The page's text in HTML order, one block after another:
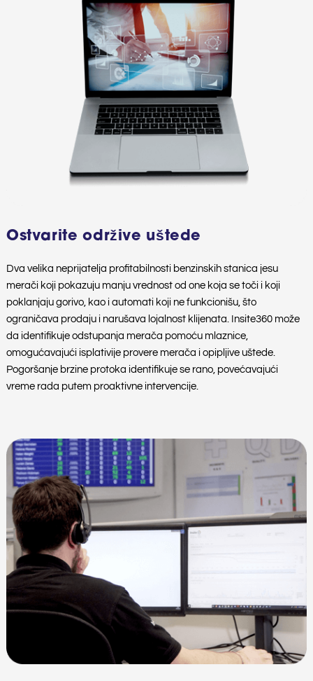
Ostvarite održive uštede
Dva velika neprijatelja profitabilnosti benzinskih stanica jesu
merači koji pokazuju manju vrednost od one koja se toči i koji
poklanjaju gorivo, kao i automati koji ne funkcionišu, što
ograničava prodaju i narušava lojalnost klijenata. Insite360 može
da identifikuje odstupanja merača pomoću mlaznice,
omogućavajući isplativije provere merača i opipljive uštede.
Pogoršanje brzine protoka identifikuje se rano, povećavajući
vreme rada putem proaktivne intervencije.